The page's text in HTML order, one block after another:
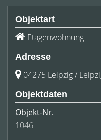
Objektart
Etagenwohnung
Adresse
04275 Leipzig /
Objektdaten
Objekt-Nr.
1046